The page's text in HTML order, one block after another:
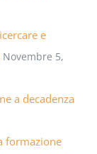
e
Novembre 5,
a decadenza
formazione